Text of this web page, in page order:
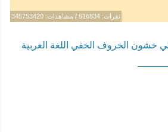
نقرات: 616834 / مشاهدات: 345753420
خشون الخروف الخفي اللغة العربية